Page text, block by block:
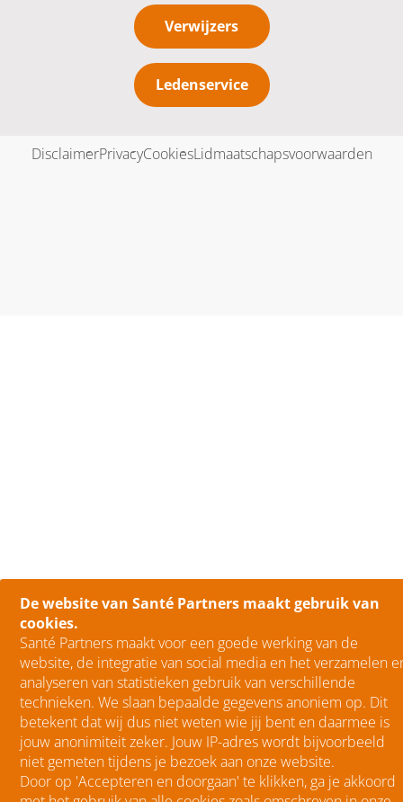
De website van Santé Partners maakt gebruik van
cookies.
Santé Partners maakt voor een goede werking van de
website, de integratie van social media en het verzamelen
analyseren van statistieken gebruik van verschillende
technieken. We slaan bepaalde gegevens anoniem op. Dit
betekent dat wij dus niet weten wie jij bent en daarmee is
jouw anonimiteit zeker. Jouw IP-adres wordt bijvoorbeeld
niet gemeten tijdens je bezoek aan onze website.
Door op 'Accepteren en doorgaan' te klikken, ga je akkoord
Verwijzers
Ledenservice
DisclaimerPrivacyCookiesLidmaatschapsvoorwaarden